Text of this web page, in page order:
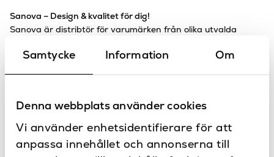
Samtycke Information Om
Denna webbplats använder cookies
Vi använder enhetsidentifierare för att
anpassa innehållet och annonserna till
Sanova – Design & kvalitet för dig!
Sanova är distribtör för varumärken från olika utvalda
alltid säkerställa hög kvalitet och design.
Bredd (mm) 81
Djup (mm) 100
Kontakta oss